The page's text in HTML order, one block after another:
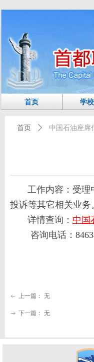
首页 学
首页 ꄲ 中国石油座席
工作内容： 受理
投诉等其它相关业务
详情查询： 中国
咨询电话：
ꂃ 上一篇： 无
ꁹ 下一篇： 无